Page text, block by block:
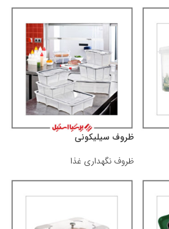
ظروف سیلیکونی
ظروف نگهداری غذا